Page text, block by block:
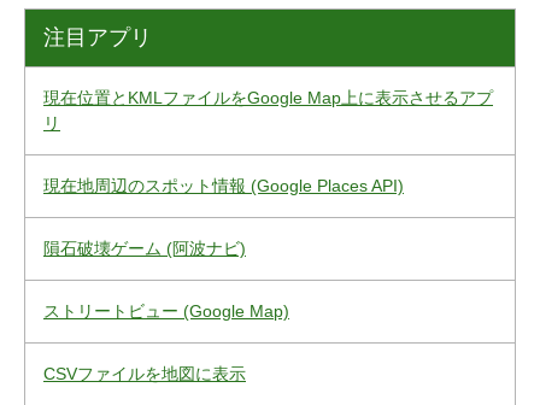
注目アプリ
現在位置とKMLファイルをGoogle Map上に表示させるアプ
リ
現在地周辺のスポット情報 (Google Places API)
隕石破壊ゲーム (阿波ナビ)
ストリートビュー (Google Map)
CSVファイルを地図に表示